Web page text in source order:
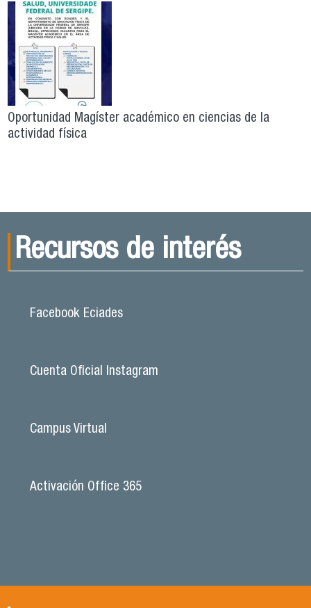
Oportunidad Magíster académico en ciencias de la
actividad física
Recursos de interés
Facebook Eciades
Cuenta Oficial Instagram
Campus Virtual
Activación Office 365